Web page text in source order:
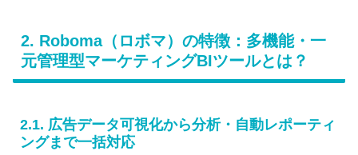
2. Roboma（ロボマ）の特徴：多機能・一
元管理型マーケティングBIツールとは？
2.1. 広告データ可視化から分析・自動レポーティ
ングまで一括対応